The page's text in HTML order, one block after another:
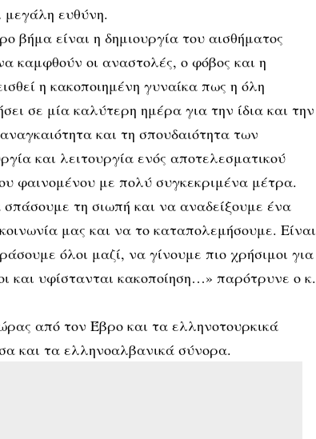
μεγάλη ευθύνη.
βήμα είναι η δημιουργία του αισθήματος
καμφθούν οι αναστολές, ο φόβος και η
η κακοποιημένη γυναίκα πως η όλη
σε μία καλύτερη ημέρα για την ίδια και την
και τη σπουδαιότητα των
και λειτουργία ενός αποτελεσματικού
φαινομένου με πολύ συγκεκριμένα μέτρα.
τη σιωπή και να αναδείξουμε ένα
μας και να το καταπολεμήσουμε. Είναι
όλοι μαζί, να γίνουμε πιο χρήσιμοι για
και υφίστανται κακοποίηση…» παρότρυνε ο κ.
από τον Έβρο και τα ελληνοτουρκικά
και τα ελληνοαλβανικά σύνορα.